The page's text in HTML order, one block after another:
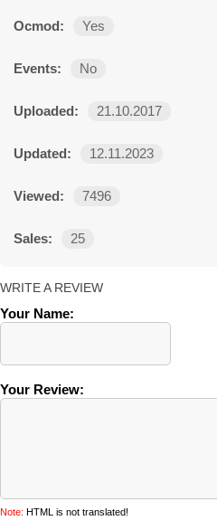
Ocmod: Yes
Events: No
Uploaded: 21.10.2017
Updated: 12.11.2023
Viewed: 7496
Sales: 25
WRITE A REVIEW
Your Name:
Your Review:
Note: HTML is not translated!